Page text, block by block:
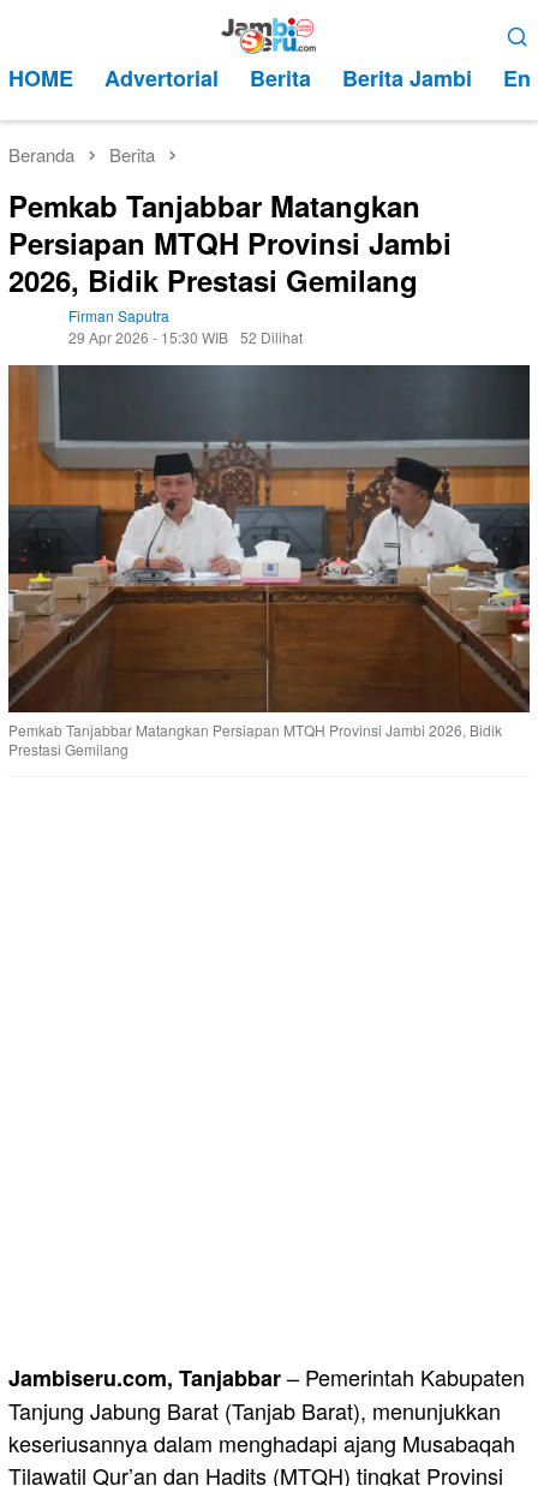
kontenMobile
HOME Advertorial Berita Berita Jambi
Beranda Berita
Pemkab Tanjabbar Matangkan
Persiapan MTQH Provinsi Jambi
2026, Bidik Prestasi Gemilang
Firman Saputra
29 Apr 2026 - 15:30 WIB 52 Dilihat
Pemkab Tanjabbar Matangkan Persiapan MTQH Provinsi Jambi 2026, Bidik
Prestasi Gemilang
Jambiseru.com, Tanjabbar– Pemerintah Kabupaten
Tanjung Jabung Barat (Tanjab Barat), menunjukkan
keseriusannya dalam menghadapi ajang Musabaqah
Tilawatil Qur’an dan Hadits (MTQH) tingkat Provinsi